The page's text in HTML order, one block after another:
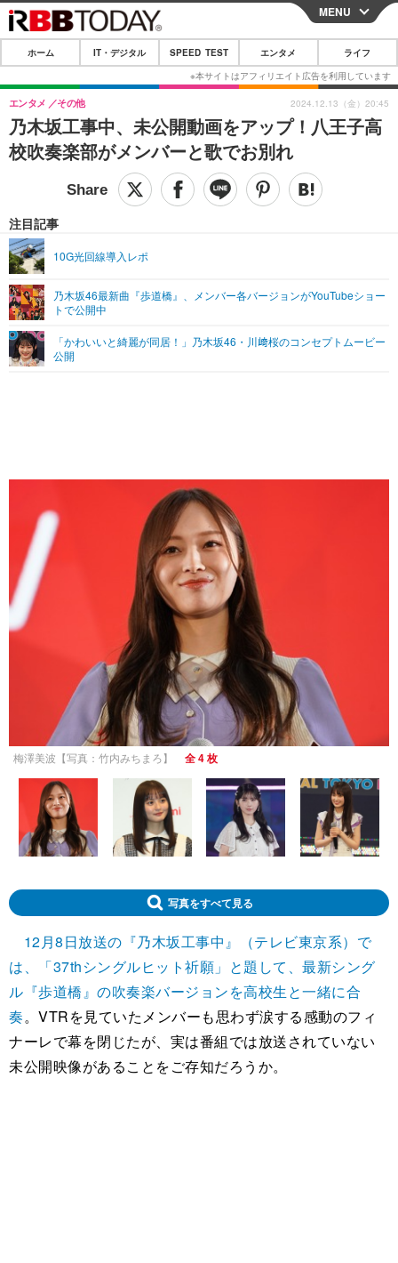
CLOSE
ホーム
IT・デジタル
IT・デジタルTOP スマートフォン
ショッピング その他
SPEED TEST
エンタメTOP 映画・ドラマ
グラビア
ショッピング その他
ライフTOP
その他
リリース一覧
プッシュ通知の停止方法
MENU
ホーム IT・デジタル SPEED TEST エンタメ ライフ
乃木坂工事中、未公開動画をアップ！八王子高
校吹奏楽部がメンバーと歌でお別れ
エンタメ その他
注目記事
10G光回線導入レポ
乃木坂46最新曲『歩道橋』、メンバー各バージョンがYouTubeショー
トで公開中
「かわいいと綺麗が同居！」乃木坂46・川﨑桜のコンセプトムービー
公開
2024.12.13（金）20:45
梅澤美波【写真：竹内みちまろ】 全 4 枚
写真をすべて見る
12月8日放送の『乃木坂工事中』（テレビ東京系）で
は、「37thシングルヒット祈願」と題して、最新シング
ル『歩道橋』の吹奏楽バージョンを高校生と一緒に合
奏。VTRを見ていたメンバーも思わず涙する感動のフィ
ナーレで幕を閉じたが、実は番組では放送されていない
未公開映像があることをご存知だろうか。